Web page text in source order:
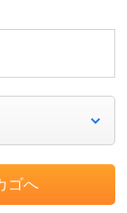
ゴへ